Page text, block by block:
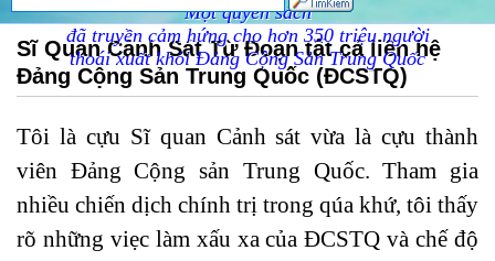
Một quyển sách
đã truyền cảm hứng cho hơn 350 triệu người
thoái xuất khỏi Đảng Cộng Sản Trung Quốc
Sĩ Quan Cảnh Sát Từ Đoạn tất cả liên hệ
Đảng Cộng Sản Trung Quốc (ĐCSTQ)
Tôi là cựu Sĩ quan Cảnh sát vừa là cựu thành
viên Đảng Cộng sản Trung Quốc. Tham gia
nhiều chiến dịch chính trị trong qúa khứ, tôi thấy
rõ những viẹc làm xấu xa của ĐCSTQ và chế độ